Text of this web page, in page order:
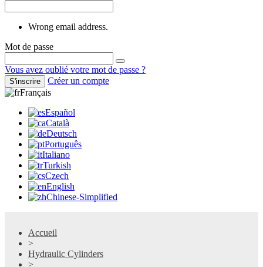
Wrong email address.
Mot de passe
Vous avez oublié votre mot de passe ?
S'inscrire
Créer un compte
Français
Español
Català
Deutsch
Português
Italiano
Turkish
Czech
English
Chinese-Simplified
Accueil
>
Hydraulic Cylinders
>